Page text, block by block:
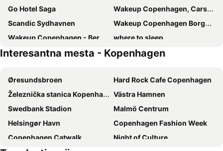
Go Hotel Saga
Wakeup Copenhagen, Carsten Niebuhrs Gade
Scandic Sydhavnen
Wakeup Copenhagen Borgergade
Wakeup Copenhagen - Bernstorffsgade
where to sleep
Absalon Hotel
Tivoli Hotel
Cabinn Metro
Cabinn City
a&o København Nørrebro
a&o København Sydhavn
Hotel Alexandra
Scandic Spectrum
Phoenix Copenhagen
NH Copenhagen Grand Joanne
Moxy Copenhagen
A Hotels City
Interesantna mesta - Kopenhagen
Øresundsbroen
Hard Rock Cafe Copenhagen
Železnička stanica Kopenhagen
Västra Hamnen
Swedbank Stadion
Malmö Centrum
Helsingør Havn
Copenhagen Fashion Week
Copenhagen Catwalk
Night of Culture